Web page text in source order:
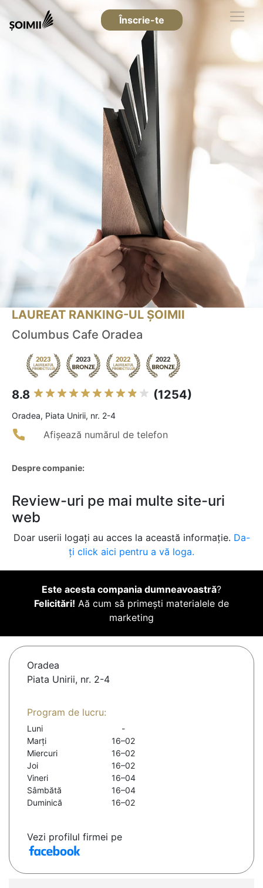
Înscrie-te
LAUREAT RANKING-UL ȘOIMII
Columbus Cafe Oradea
8.8 (1254)
Oradea, Piata Unirii, nr. 2-4
Afișează numărul de telefon
Despre companie:
Review-uri pe mai multe site-uri
web
Doar userii logați au acces la această informație. Da-
ți click aici pentru a vă loga.
Este acesta compania dumneavoastră?
Felicitări! Aă cum să primești materialele de
marketing
Oradea
Piata Unirii, nr. 2-4
Program de lucru:
Luni
-
Marți
16–02
Miercuri
16–02
Joi
16–02
Vineri
16–04
Sâmbătă
16–04
Duminică
16–02
Vezi profilul firmei pe